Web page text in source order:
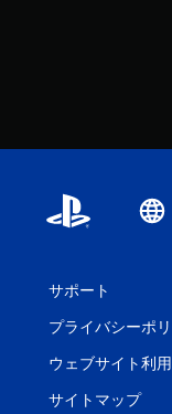
サポート
プライバシーポ
ウェブサイト利
サイトマップ